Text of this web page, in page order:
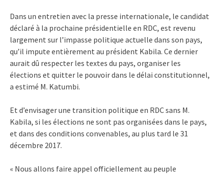
Dans un entretien avec la presse internationale, le candidat
déclaré à la prochaine présidentielle en RDC, est revenu
largement sur l’impasse politique actuelle dans son pays,
qu’il impute entièrement au président Kabila. Ce dernier
aurait dû respecter les textes du pays, organiser les
élections et quitter le pouvoir dans le délai constitutionnel,
a estimé M. Katumbi.
Et d’envisager une transition politique en RDC sans M.
Kabila, si les élections ne sont pas organisées dans le pays,
et dans des conditions convenables, au plus tard le 31
décembre 2017.
« Nous allons faire appel officiellement au peuple